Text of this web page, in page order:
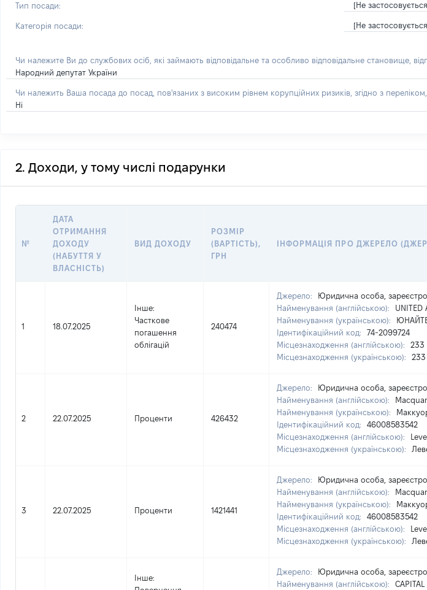
Тип посади: [Не
Категорія посади: [Не
Чи належите Ви до службових осіб, які займають відповідальне та особливо відповідальне становище,
Народний депутат України
Чи належить Ваша посада до посад, пов'язаних з високим рівнем корупційних ризиків, згідно з
Ні
2. Доходи, у тому числі подарунки
№
ДАТА
ОТРИМАННЯ
ДОХОДУ
(НАБУТТЯ У
ВЛАСНІСТЬ)
ВИД ДОХОДУ
РОЗМІР
(ВАРТІСТЬ),
ГРН
ІНФОРМАЦІЯ ПРО ДЖЕРЕЛО
1 18.07.2025
Інше:
Часткове
погашення
облігацій
240474
Джерело:
Юридична особа,
Найменування (англійською):
UNITED
Найменування (українською):
Ідентифікаційний код:
74-2099724
Місцезнаходження (англійською):
233
Місцезнаходження (українською):
233
2 22.07.2025 Проценти 426432
Джерело:
Юридична особа,
Найменування (англійською):
Найменування (українською):
Ідентифікаційний код:
46008583542
Місцезнаходження (англійською):
Місцезнаходження (українською):
3 22.07.2025 Проценти 1421441
Джерело:
Юридична особа,
Найменування (англійською):
Найменування (українською):
Ідентифікаційний код:
46008583542
Місцезнаходження (англійською):
Місцезнаходження (українською):
Інше:
Джерело:
Юридична особа,
Найменування (англійською):